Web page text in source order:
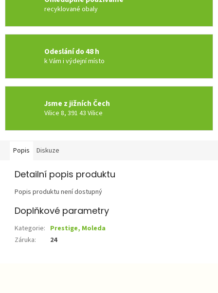
recyklované obaly
Odeslání do 48 h
k Vám i výdejní místo
Jsme z jižních Čech
Vilice 8, 391 43 Vilice
Popis Diskuze
Detailní popis produktu
Popis produktu není dostupný
Doplňkové parametry
Kategorie: Prestige, Moleda
Záruka: 24